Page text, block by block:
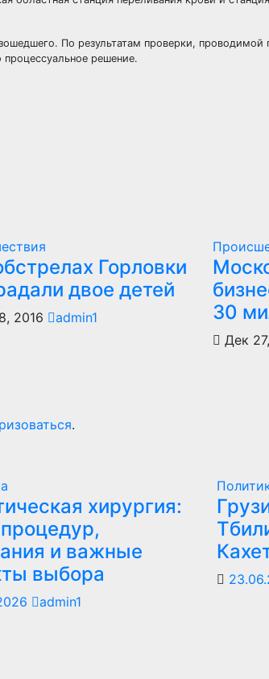
По результатам проверки, проводимой
решение.
Горловки
двое детей
2016 admin1
30
Дек
.
хирургия:
и важные
выбора
admin1